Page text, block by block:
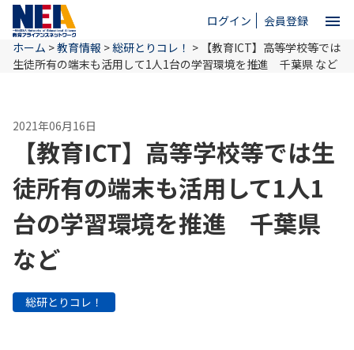
ログイン 会員登録 menu
close
ホーム
NEAとは
教育情報
ホーム >教育情報 >総研とりコレ！ > 【教育ICT】高等学校等では
生徒所有の端末も活用して1人1台の学習環境を推進 千葉県 など
2021年06月16日
【教育ICT】高等学校等では生
徒所有の端末も活用して1人1
台の学習環境を推進 千葉県
など
総研とりコレ！